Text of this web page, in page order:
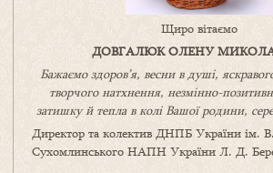
Щиро вітаємо
ДОВГАЛЮК ОЛЕНУ
Бажаємо здоров’я, весни в душі,
творчого натхнення, незмінно-
затишкуйтепла в коліВашоїродини,
Директор та колектив ДНПБ України ім.
Сухомлинського НАПН України Л. Д.